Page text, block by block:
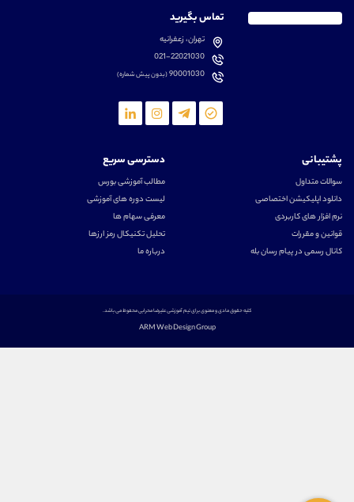
تماس بگیرید
تهران، زعفرانیه
021-22021030
90001030(بدون پیش شماره)
متداول
اپلیکیشن اختصاصی
افزار های کاربردی
و مقررات
رسمی در پیام رسان بله
دسترسی سریع
مطالب آموزشی بورس
لیست دوره های آموزشی
معرفی سهام ها
تحلیل تکنیکال رمز ارزها
درباره ما
کلیه حقوق مادی و معنوی برای تیم آموزشی علیرضا محرابی محفوظ می باشد.
ARM Web Design Group